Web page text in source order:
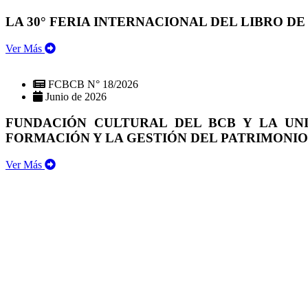
LA 30° FERIA INTERNACIONAL DEL LIBRO
Ver Más
FCBCB N° 18/2026
Junio de 2026
FUNDACIÓN CULTURAL DEL BCB Y LA
FORMACIÓN Y LA GESTIÓN DEL
Ver Más